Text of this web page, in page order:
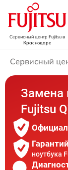
Сервисный центр Fujitsuв
Краснодаре
Сервисный
Замена
Fujitsu
ноутбука